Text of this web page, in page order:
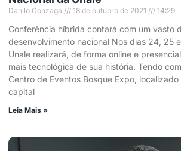
Danilo Gonzaga 18 de outubro de 2021 14:29
Conferência híbrida contará com um vasto
desenvolvimento nacional Nos dias 24, 25
Unale realizará, de forma online e
mais tecnológica de sua história. Tendo
Centro de Eventos Bosque Expo, localizado
capital
Leia Mais »